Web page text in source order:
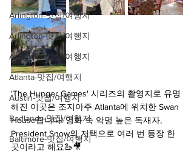
Arlington-맛집/여행지
Arlington-맛집/여행지
Asheville-맛집/여행지
Atlanta-맛집/여행지
Austin-맛집/여행지
Badlands-맛집/여행지
Baltimore-맛집/여행지
'The Hunger Games' 시리즈의 촬영지로 유명
해진 이곳은 조지아주 Atlanta에 위치한 Swan
House랍니다! 영화 속 악명 높은 독재자,
President Snow의 저택으로 여러 번 등장 한
곳이라고 해요🦢🎥